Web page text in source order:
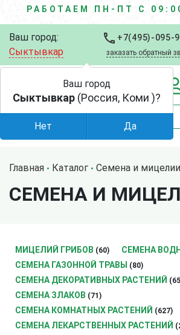
РАБОТАЕМ ПН-ПТ С
Ваш город:
Сыктывкар
+7(495)-095-
заказать обратный
Главная Каталог Семена и мицелии
СЕМЕНА И
МИЦЕЛИЙ ГРИБОВ (60) СЕМЕНА
СЕМЕНА ГАЗОННОЙ ТРАВЫ (80)
СЕМЕНА ДЕКОРАТИВНЫХ РАСТЕНИЙ
СЕМЕНА ЗЛАКОВ (71)
СЕМЕНА КОМНАТНЫХ РАСТЕНИЙ (627)
СЕМЕНА ЛЕКАРСТВЕННЫХ РАСТЕНИЙ
Ваш город
Сыктывкар (Россия, Коми )?
Нет Да